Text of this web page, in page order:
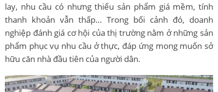
lay, nhu cầu có nhưng thiếu sản phẩm giá mềm, tính
thanh khoản vẫn thấp… Trong bối cảnh đó, doanh
nghiệp đánh giá cơ hội của thị trường nằm ở những sản
phẩm phục vụ nhu cầu ở thực, đáp ứng mong muốn sở
hữu căn nhà đầu tiên của người dân.